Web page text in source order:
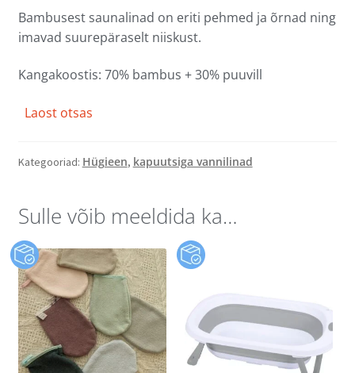
Bambusest saunalinad on eriti pehmed ja õrnad ning
imavad suurepäraselt niiskust.
Kangakoostis: 70% bambus + 30% puuvill
Laost otsas
Kategooriad: Hügieen, kapuutsiga vannilinad
Sulle võib meeldida ka…